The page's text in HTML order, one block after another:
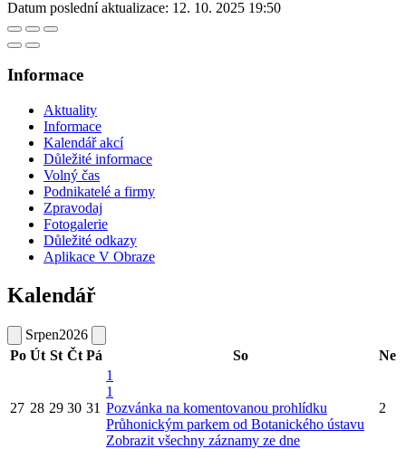
Datum poslední aktualizace: 12. 10. 2025 19:50
Informace
Aktuality
Informace
Kalendář akcí
Důležité informace
Volný čas
Podnikatelé a firmy
Zpravodaj
Fotogalerie
Důležité odkazy
Aplikace V Obraze
Kalendář
Srpen2026
Po Út St Čt Pá So Ne
27 28 29 30 31
1
1
Pozvánka na komentovanou prohlídku
Průhonickým parkem od Botanického ústavu
Zobrazit všechny záznamy ze dne
2